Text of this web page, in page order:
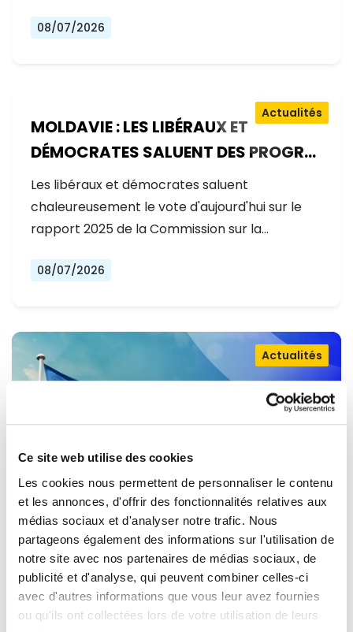
Ce site web utilise des cookies
Les cookies nous permettent de personnaliser le contenu
et les annonces, d'offrir des fonctionnalités relatives aux
médias sociaux et d'analyser notre trafic. Nous
partageons également des informations sur l'utilisation de
notre site avec nos partenaires de médias sociaux, de
publicité et d'analyse, qui peuvent combiner celles-ci
avec d'autres informations que vous leur avez fournies
ou qu'ils ont collectées lors de votre utilisation de leurs
08/07/2026
MOLDAVIE : LES LIBÉRAUX ET
DÉMOCRATES SALUENT DES PROGRÈS
EXCEPTIONNELS SUR LA VOIE DE
L'ADHÉSION À L'UE
Actualités
Les libéraux et démocrates saluent
chaleureusement le vote d'aujourd'hui sur le
rapport 2025 de la Commission sur la…
08/07/2026
OUVRIR LA PORTE À L'UKRAINE,
MAINTENIR LA PRESSION SUR LA
RUSSIE
Actualités
Renew Europe appelle l'Ukraine à accélérer la